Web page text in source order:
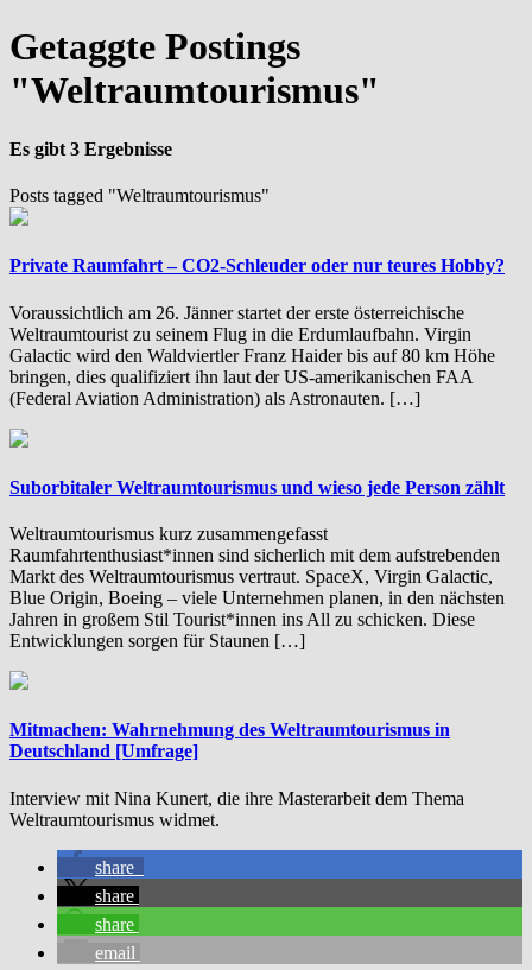
Getaggte Postings
"Weltraumtourismus"
Es gibt 3 Ergebnisse
Posts tagged "Weltraumtourismus"
Private Raumfahrt – CO2-Schleuder oder nur teures Hobby?
Voraussichtlich am 26. Jänner startet der erste österreichische
Weltraumtourist zu seinem Flug in die Erdumlaufbahn. Virgin
Galactic wird den Waldviertler Franz Haider bis auf 80 km Höhe
bringen, dies qualifiziert ihn laut der US-amerikanischen FAA
(Federal Aviation Administration) als Astronauten. […]
Suborbitaler Weltraumtourismus und wieso jede Person zählt
Weltraumtourismus kurz zusammengefasst
Raumfahrtenthusiast*innen sind sicherlich mit dem aufstrebenden
Markt des Weltraumtourismus vertraut. SpaceX, Virgin Galactic,
Blue Origin, Boeing – viele Unternehmen planen, in den nächsten
Jahren in großem Stil Tourist*innen ins All zu schicken. Diese
Entwicklungen sorgen für Staunen […]
Mitmachen: Wahrnehmung des Weltraumtourismus in
Deutschland [Umfrage]
Interview mit Nina Kunert, die ihre Masterarbeit dem Thema
Weltraumtourismus widmet.
share
share
share
email